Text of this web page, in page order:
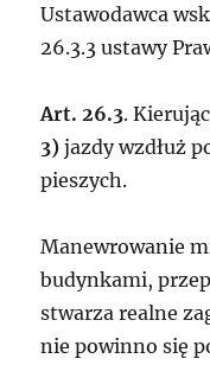
Ustawodawca
26.3.3 ustawy
Art. 26.3.
3)jazdy wzdłuż
pieszych.
Manewrowanie
budynkami,
stwarza realne
nie powinno się